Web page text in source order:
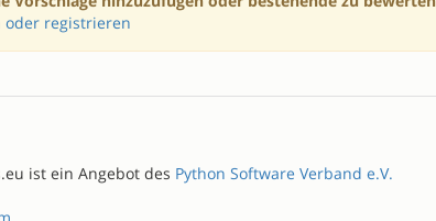
oder registrieren
ist ein Angebot des Python Software Verband e.V.